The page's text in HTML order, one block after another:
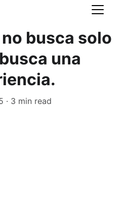
busca solo
una
3 min read